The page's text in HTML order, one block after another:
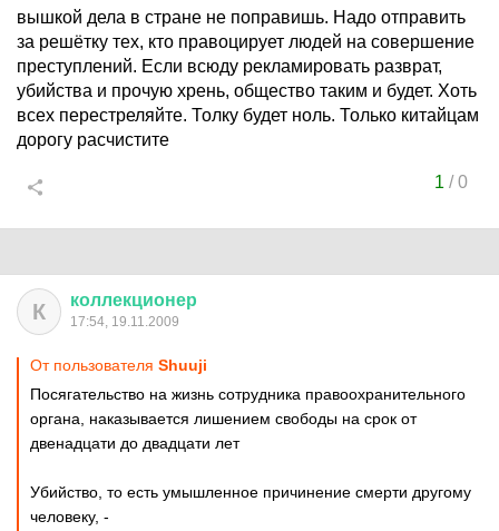
вышкой дела в стране не поправишь. Надо отправить
за решётку тех, кто правоцирует людей на совершение
преступлений. Если всюду рекламировать разврат,
убийства и прочую хрень, общество таким и будет. Хоть
всех перестреляйте. Толку будет ноль. Только китайцам
дорогу расчистите
1 /0
К коллекционер
17:54, 19.11.2009
От пользователя Shuuji
Посягательство на жизнь сотрудника правоохранительного
органа, наказывается лишением свободы на срок от
двенадцати до двадцати лет
Убийство, то есть умышленное причинение смерти другому
человеку, -